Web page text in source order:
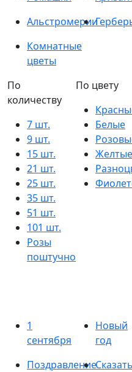
Альстромерии
Комнатные
цветы
По
количеству
7 шт.
9 шт.
15 шт.
21 шт.
25 шт.
35 шт.
51 шт.
101 шт.
Розы
поштучно
По цвету
Белые
Желтые
1
сентября
Новый
год
ПоздравлениеСказать